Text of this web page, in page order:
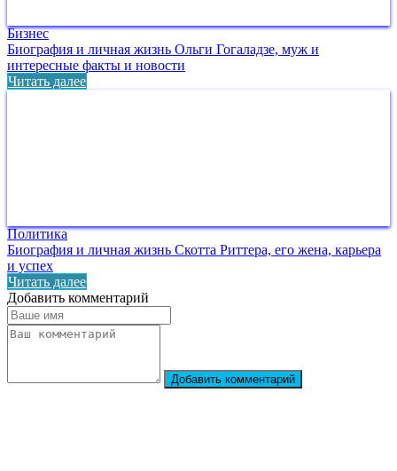
Бизнес
Биография и личная жизнь Ольги Гогаладзе, муж и
интересные факты и новости
Читать далее
Политика
Биография и личная жизнь Скотта Риттера, его жена, карьера
и успех
Читать далее
Добавить комментарий
Добавить комментарий